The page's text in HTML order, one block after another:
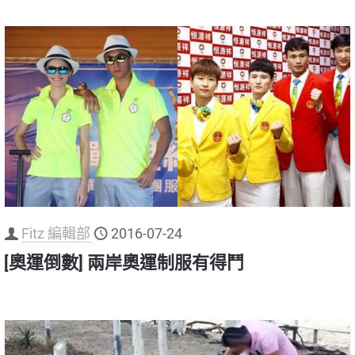
Fitz 編輯部 2016-07-24
[奧運倒數] 兩岸奧運制服有得鬥